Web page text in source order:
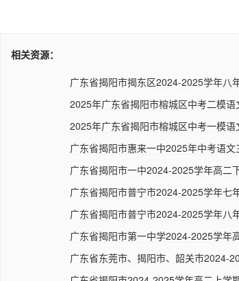
相关资源：
广东省揭阳市揭东区2024-2025学年八
2025年广东省揭阳市榕城区中考二模语
2025年广东省揭阳市榕城区中考一模
广东省揭阳市惠来一中2025年中考语
广东省揭阳市一中2024-2025学年高二
广东省揭阳市普宁市2024-2025学年七
广东省揭阳市普宁市2024-2025学年八
广东省揭阳市第一中学2024-2025学年
广东省东莞市、揭阳市、韶关市2024-